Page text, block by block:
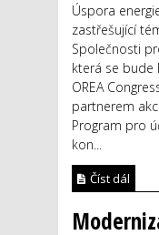
Úspora
zastřešující
Společnosti
která se bude
OREA
partnerem
Program pro
kon...
Číst dál